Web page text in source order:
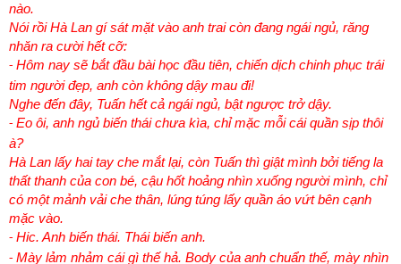
nào.
Nói rồi Hà Lan gí sát mặt vào anh trai còn đang ngái ngủ, răng
nhăn ra cười hết cỡ:
- Hôm nay sẽ bắt đầu bài học đầu tiên, chiến dịch chinh phục trái
tim người đẹp, anh còn không dậy mau đi!
Nghe đến đây, Tuấn hết cả ngái ngủ, bật ngược trở dậy.
- Eo ôi, anh ngủ biến thái chưa kìa, chỉ mặc mỗi cái quần sịp thôi
à?
Hà Lan lấy hai tay che mắt lại, còn Tuấn thì giật mình bởi tiếng la
thất thanh của con bé, cậu hốt hoảng nhìn xuống người mình, chỉ
có một mảnh vải che thân, lúng túng lấy quần áo vứt bên cạnh
mặc vào.
- Hic. Anh biến thái. Thái biến anh.
- Mày lảm nhảm cái gì thế hả. Body của anh chuẩn thế, mày nhìn